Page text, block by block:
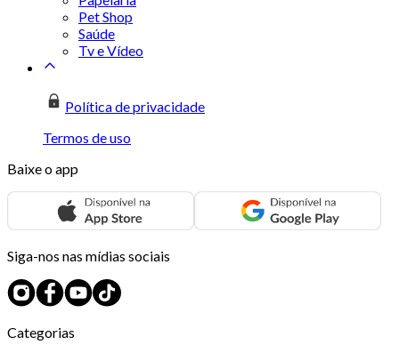
Pet Shop
Saúde
Tv e Vídeo
Política de privacidade
Termos de uso
Baixe o app
Siga-nos nas mídias sociais
Categorias